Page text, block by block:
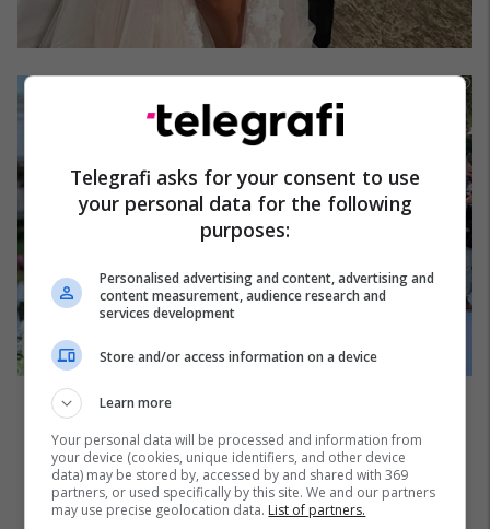
Telegrafi asks for your consent to use
your personal data for the following
purposes:
Personalised advertising and content, advertising and
content measurement, audience research and
services development
Store and/or access information on a device
Learn more
Your personal data will be processed and information from
your device (cookies, unique identifiers, and other device
data) may be stored by, accessed by and shared with 369
partners, or used specifically by this site. We and our partners
may use precise geolocation data. List of partners.